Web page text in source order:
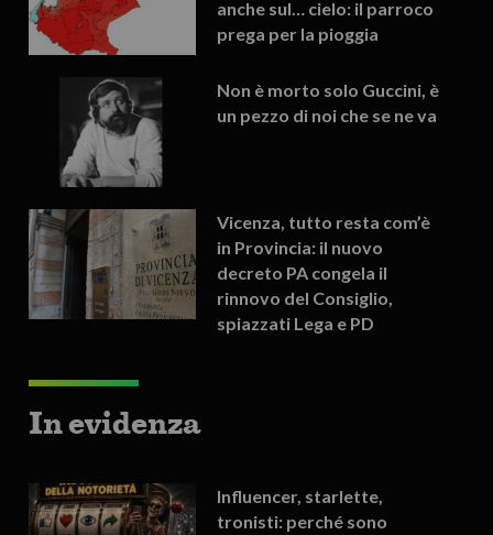
anche sul… cielo: il parroco
prega per la pioggia
Non è morto solo Guccini, è
un pezzo di noi che se ne va
Vicenza, tutto resta com’è
in Provincia: il nuovo
decreto PA congela il
rinnovo del Consiglio,
spiazzati Lega e PD
In evidenza
Influencer, starlette,
tronisti: perché sono